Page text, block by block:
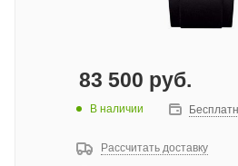
83 500 руб.
В наличии
Рассчитать доставку